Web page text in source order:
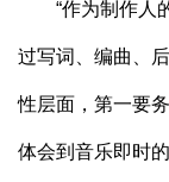
“作为制作人的
过写词、编曲、
性层面，第一要
体会到音乐即时